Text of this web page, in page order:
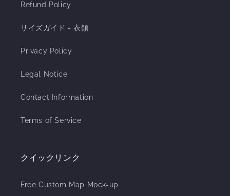
Refund Policy
サイズガイド - 衣類
Privacy Policy
Legal Notice
Contact Information
Terms of Service
クイックリンク
Free Custom Map Mock-up